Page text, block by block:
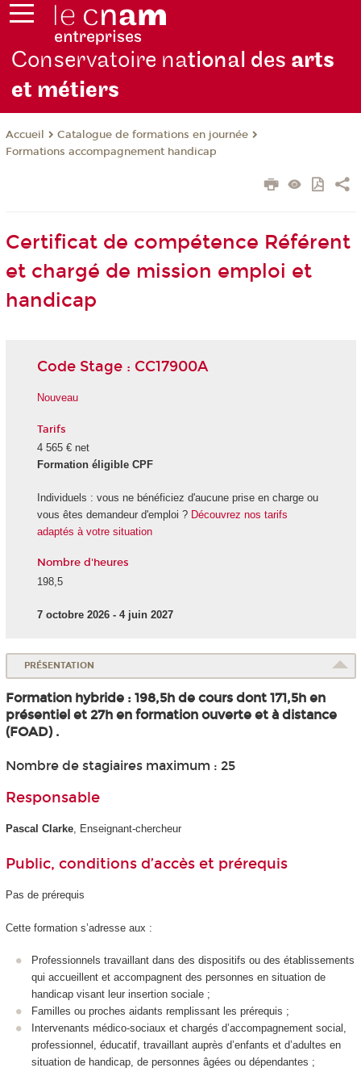
Conservatoire national des arts
et métiers
Accueil
Catalogue de formations en journée
Formations accompagnement handicap
Certificat de compétence Référent
et chargé de mission emploi et
handicap
Code Stage : CC17900A
Nouveau
Tarifs
4 565 € net
Formation éligible CPF
Individuels : vous ne bénéficiez d'aucune prise en charge ou
vous êtes demandeur d'emploi ? Découvrez nos tarifs
adaptés à votre situation
Nombre d'heures
198,5
7 octobre 2026 - 4 juin 2027
PRÉSENTATION
Formation hybride : 198,5h de cours dont 171,5h en
présentiel et 27h en formation ouverte et à distance
(FOAD) .
Nombre de stagiaires maximum : 25
Responsable
Pascal Clarke, Enseignant-chercheur
Public, conditions d’accès et prérequis
Pas de prérequis
Cette formation s’adresse aux :
Professionnels travaillant dans des dispositifs ou des établissements
qui accueillent et accompagnent des personnes en situation de
handicap visant leur insertion sociale ;
Familles ou proches aidants remplissant les prérequis ;
Intervenants médico-sociaux et chargés d’accompagnement social,
professionnel, éducatif, travaillant auprès d’enfants et d’adultes en
situation de handicap, de personnes âgées ou dépendantes ;